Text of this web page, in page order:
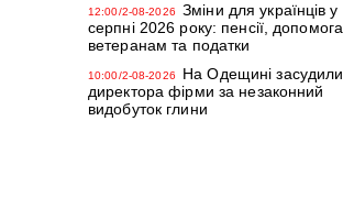
12:00/2-08-2026
Зміни для українців у
серпні 2026 року: пенсії, допомога
ветеранам та податки
10:00/2-08-2026
На Одещині засудили
директора фірми за незаконний
видобуток глини